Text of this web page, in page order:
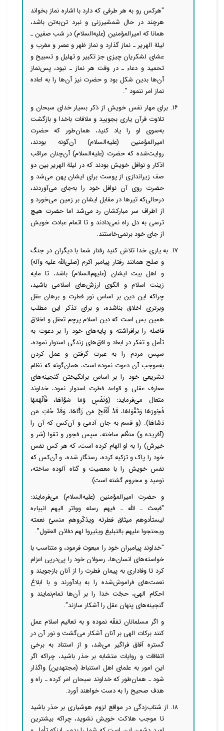
"هرکس رو به هر طرفی که دارد با اشاره نماز بخواند
هرچند در حال شمشیرزنی و نبرد تن‌به‌تن باشد،
همانا که امیرالمؤمنین (علیه‌السلام) در شب صفین ـ
لیلة الهریر ـ نماز گذارد و نماز ظهر و عصر و مغرب و
عشای لشکریان چیزی جز تکبیر و تهلیل و تسبیح و
تحمید و دعاء ـ در وقت هر نماز ـ نبود، پس‌نماز
آن‌ها بدین شکل بود و حضرت نیز آن‌ها را به اعاده
نماز امر ننمود ".
۱۶. برای مهار نفس خویش از ذکر بسیار خدای سبحان و
تلاوت قرآن یاری بجویید و ملاقات باخدا و بازگشت
به‌سوی او را یاد کنید، همان‌طور که حضرت
امیرالمؤمنین (علیه‌السلام) آن‌گونه بودند،
روایت‌شده که حضرت (علیه‌السلام) آن‌چنان مراقب
اذکار و نوافل خویش بودند که در لیلة الهریر بین دو
صف زیراندازی از پوست برای ایشان پهن می‌شد و
حضرت روی آن نوافل خود را به‌جای می‌آوردند،
درحالی‌که تیرها در مقابل ایشان بر زمین می‌خورد و
از اطراف سر مبارکشان رد می‌شد اما حضرت هیچ
ترسی به دل راه نمی‌دادند و تا اتمام عبادت خویش
از جای خود برنمی‌خاستند.
۱۷. به یاری خدا تلاش کنید رفتار شما با دیگران در جنگ
و صلح همانند رفتار پیامبر اکرم (صلی‌الله علیه وآله)
و اهل بیت ایشان (علیهم‌السلام) باشد، تا مایه
زینت اسلام و الگوی ارزش‌های اسلامی باشید،
چراکه این دین بر اساس نور فطرت و برهان عقل
وبرتری اخلاق بناشده، و برای تذکر این مطلب
همین بس است که دین اسلام پرچم تعقل و اخلاق
فاضله را برافراشته و پایه‌های خود را بر دعوت به
تأمل و تفکر در ابعاد و افق‌های زندگی استوار نموده،
سپس مردم را به عبرت گرفتن و عمل کردن
به‌موجب آن دعوت نموده است، همان‌گونه که نظام
تشریعی خود را بر اساس برانگیختن گنجینه‌های
معارف عقلی و قواعد فطرت استوار نمود، خداوند
متعال می‌فرماید: (وَنَفْسٍ وَمَا سَوَّاهَا، فَأَلْهَمَهَا
فُجُورَ‌هَا وَتَقْوَاهَا، قَدْ أَفْلَحَ مَن زَکَّاهَا، وَقَدْ خَابَ مَن
دَسَّاهَا). (و قسم به جان آدمی و آن‌کس که آن را
(آفریده و) منظّم ساخته، سپس فجور و تقوا (شر و
خیرش) را به او الهام کرده است، که هر کس نفس
خود را پاک و تزکیه کرده، رستگار شده، و آن‌کس که
نفس خویش را با معصیت و گناه آلوده ساخته،
نومید و محروم گشته است).
و حضرت امیرالمؤمنین (علیه‌السلام) می‌فرمایند:
"فبعث ـ الله ـ فیهم رسله وواتر الیهم انبیاءه
لیستأدوهم میثاق فطرته ویذکّروهم منسیّ نعمته
ویحتجوا علیهم بالتبلیغ ویثیروا لهم دفائن العقول".
"خداوند پیامبران خود را مبعوث فرمود، و متناسب با
خواسته‌های انسان‌ها، رسولان خود را پی‌درپی اعزام
کرد تا وفاداری به پیمان فطرت را از آنان بازجویند و
نعمت‌های فراموش‌شده را به یادآورند و با ابلاغ
احکام الهی، حجّت خدا را بر آن‌ها تمام‌نمایند و
گنجینه‌های پنهان عقل را آشکار سازند".
و اگر مسلمانان تفقّه نموده و به تعالیم اسلام عمل
کنند برکات الهی بر آنان آشکار می‌گشت و نور آن در
گستره آفاق فراگیر می‌شد، و از استناد به برخی
اتفاقات و روایات متشابه بر حذر باشید، چراکه اگر
این امور به علمای اهل استنباط (مجتهدین) واگذار
شود ـ همان‌طور که خداوند سبحان امر کرده ـ راه و
هدف صحیح را به دست خواهند آورد.
۱۸. از شتاب‌زدگی در مواقع لزوم هوشیاری بر حذر باشید
تا موجب هلاکت خویش نشوید، چراکه بیشترین